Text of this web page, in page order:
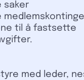
saker
til å fastsette
med leder,